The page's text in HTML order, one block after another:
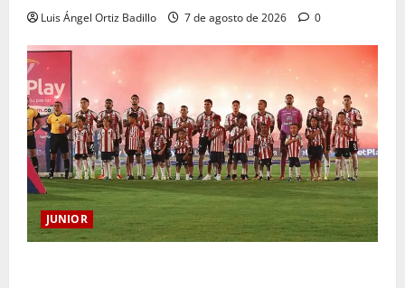
Luis Ángel Ortiz Badillo 7 de agosto de 2026 0
JUNIOR